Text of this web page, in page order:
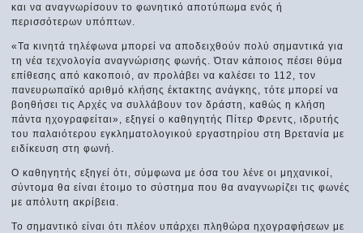
και να αναγνωρίσουν το φωνητικό αποτύπωμα ενός ή
περισσότερων υπόπτων.
«Τα κινητά τηλέφωνα μπορεί να αποδειχθούν πολύ σημαντικά για
τη νέα τεχνολογία αναγνώρισης φωνής. Όταν κάποιος πέσει θύμα
επίθεσης από κακοποιό, αν προλάβει να καλέσει το 112, τον
πανευρωπαϊκό αριθμό κλήσης έκτακτης ανάγκης, τότε μπορεί να
βοηθήσει τις Αρχές να συλλάβουν τον δράστη, καθώς η κλήση
πάντα ηχογραφείται», εξηγεί ο καθηγητής Πίτερ Φρεντς, ιδρυτής
του παλαιότερου εγκληματολογικού εργαστηρίου στη Βρετανία με
ειδίκευση στη φωνή.
Ο καθηγητής εξηγεί ότι, σύμφωνα με όσα του λένε οι μηχανικοί,
σύντομα θα είναι έτοιμο το σύστημα που θα αναγνωρίζει τις φωνές
με απόλυτη ακρίβεια.
Το σημαντικό είναι ότι πλέον υπάρχει πληθώρα ηχογραφήσεων με